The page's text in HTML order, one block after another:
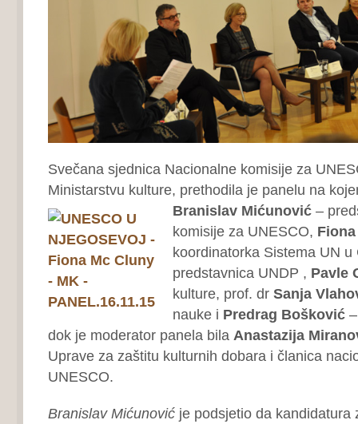
Svečana sjednica Nacionalne komisije za
Ministarstvu kulture, prethodila je panelu na
Branislav Mićunović–
komisije za UNESCO,
koordinatorka Sistema UN
predstavnica UNDP , Pavle
kulture, prof. dr Sanja
nauke i Predrag Bošković–
dok je moderator panela bila Anastazija
Uprave za zaštitu kulturnih dobara i članica
UNESCO.
Branislav Mićunovićje podsjetio da kandidatura